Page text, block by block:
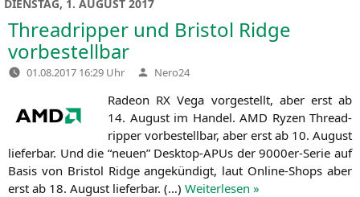
DIENSTAG, 1. AUGUST 2017
Threadripper und Bristol Ridge
vorbestellbar
01.08.2017 16:29 Uhr Verfasst
von
Nero24
Rade­on RX Vega vor­ge­stellt, aber erst ab
14. August im Han­del. AMD Ryzen Thre­ad­
rip­per vor­be­stell­bar, aber erst ab 10. August
lie­fer­bar. Und die “neu­en” Desk­top-APUs der 9000er-Serie auf
Basis von Bris­tol Ridge ange­kün­digt, laut Online-Shops aber
erst ab 18. August lie­fer­bar. (…) Wei­ter­le­sen »